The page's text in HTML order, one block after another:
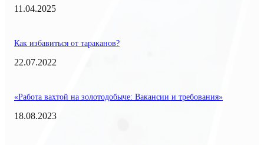
11.04.2025
Как избавиться от тараканов?
22.07.2022
«Работа вахтой на золотодобыче: Вакансии и требования»
18.08.2023